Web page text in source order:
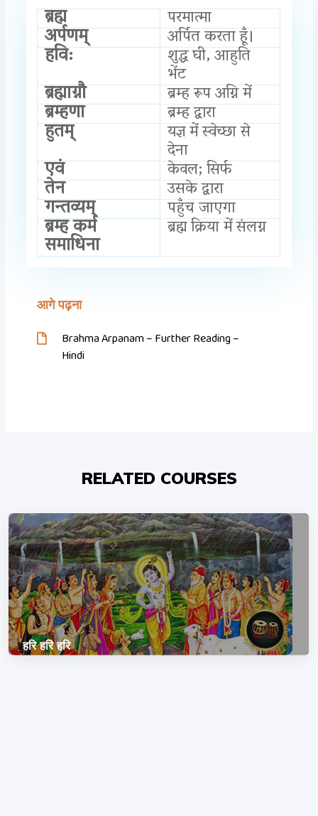
ब्रह्म
परमात्मा
अर्पणम् अर्पित करता हूँ।
हवि: शुद्ध घी, आहुति
भेंट
ब्रह्माग्नौ ब्रम्ह रूप अग्नि में
ब्रम्हणा ब्रम्ह द्वारा
हुतम् यज्ञ में स्वेच्छा से
देना
एवं केवल; सिर्फ
तेन उसके द्वारा
गन्तव्यम् पहुँच जाएगा
ब्रम्ह कर्म
समाधिना
ब्रह्म क्रिया में संलग्न
आगे पढ़ना
Brahma Arpanam – Further Reading –
Hindi
RELATED COURSES
हरि हरि हरि